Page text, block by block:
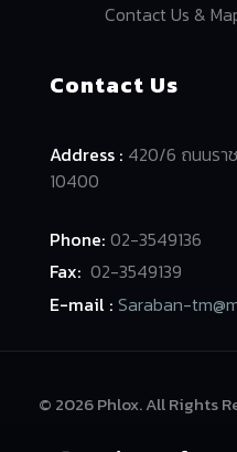
Contact Us &
Contact Us
Address : 420/6 ถนนรา
10400
Phone: 02-3549136
Fax: 02-3549139
E-mail : Saraban-
© 2026 Phlox. All Rights